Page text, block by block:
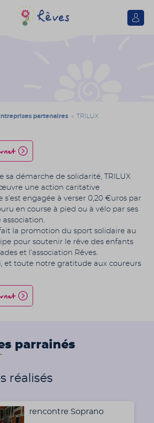
Se
partenaires » TRILUX
sa démarche de solidarité, TRILUX
une action caritative
s’est engagée à verser 0,20 €uros par
en course à pied ou à vélo par ses
fait la promotion du sport solidaire au
pour soutenir le rêve des enfants
et l’association Rêves.
et toute notre gratitude aux coureurs
parrainés
réalisés
rencontre Soprano